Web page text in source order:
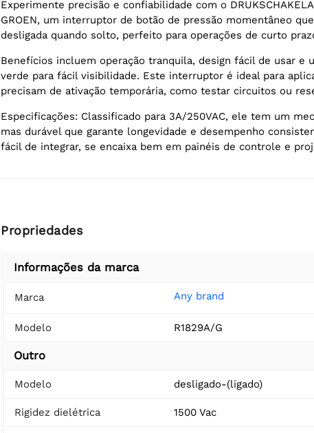
Experimente precisão e confiabilidade com o
GROEN, um interruptor de botão de pressão momentâneo
desligada quando solto, perfeito para operações de curto
Benefícios incluem operação tranquila, design fácil de usar e
verde para fácil visibilidade. Este interruptor é ideal para
precisam de ativação temporária, como testar circuitos ou
Especificações: Classificado para 3A/250VAC, ele tem um
mas durável que garante longevidade e desempenho
fácil de integrar, se encaixa bem em painéis de controle e
Propriedades
Informações da marca
Marca Any brand
Modelo R1829A/G
Outro
Modelo desligado-(ligado)
Rigidez dielétrica 1500 Vac